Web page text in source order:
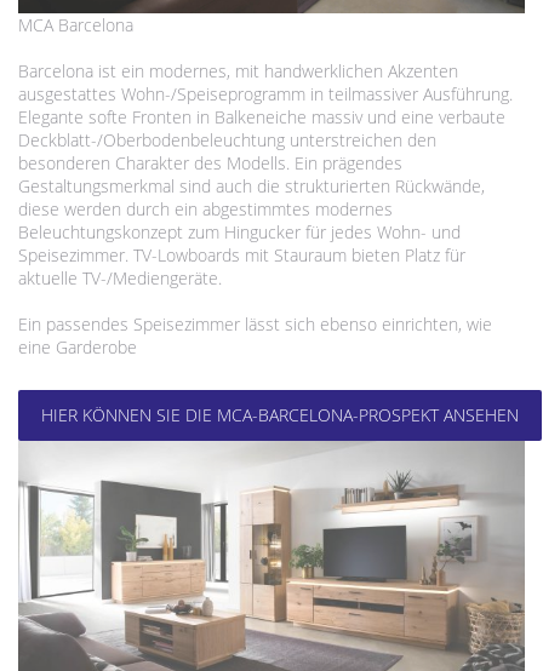
MCA Barcelona
Barcelona ist ein modernes, mit handwerklichen Akzenten
ausgestattes Wohn-/Speiseprogramm in teilmassiver Ausführung.
Elegante softe Fronten in Balkeneiche massiv und eine verbaute
Deckblatt-/Oberbodenbeleuchtung unterstreichen den
besonderen Charakter des Modells. Ein prägendes
Gestaltungsmerkmal sind auch die strukturierten Rückwände,
diese werden durch ein abgestimmtes modernes
Beleuchtungskonzept zum Hingucker für jedes Wohn- und
Speisezimmer. TV-Lowboards mit Stauraum bieten Platz für
aktuelle TV-/Mediengeräte.
Ein passendes Speisezimmer lässt sich ebenso einrichten, wie
eine Garderobe
HIER KÖNNEN SIE DIE MCA-BARCELONA-PROSPEKT ANSEHEN